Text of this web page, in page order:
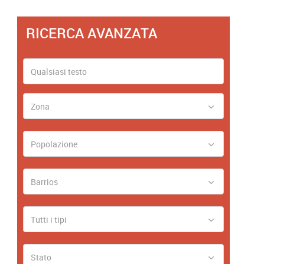
RICERCA AVANZATA
Zona
Popolazione
Barrios
Tutti i tipi
Stato